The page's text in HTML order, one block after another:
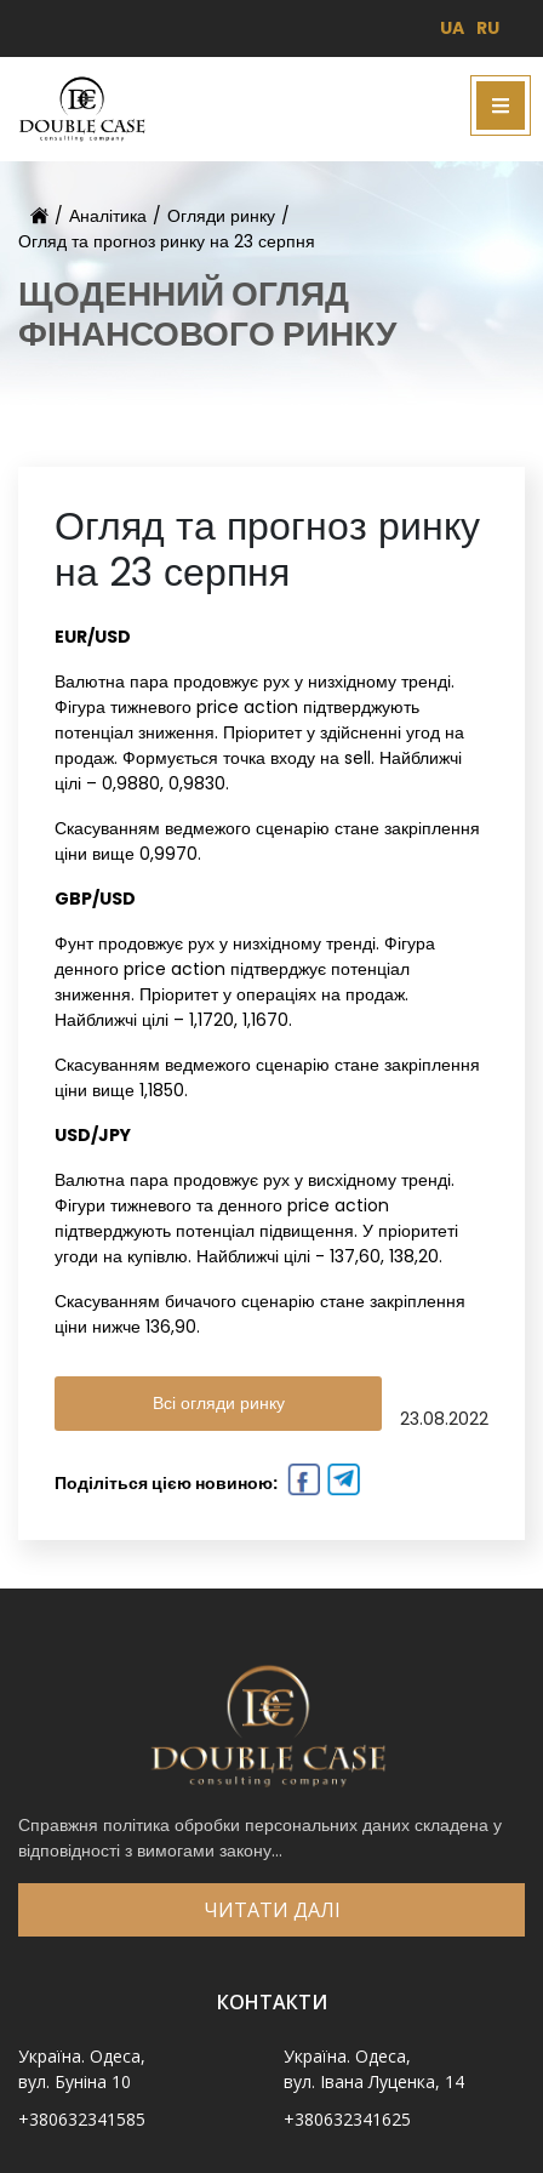
UA RU
/ Аналітика / Огляди ринку /
Огляд та прогноз ринку на 23 серпня
ЩОДЕННИЙ ОГЛЯД
ФІНАНСОВОГО РИНКУ
Огляд та прогноз ринку
на 23 серпня
EUR/USD‌
Валютна пара продовжує рух у низхідному тренді.
Фігура тижневого price action підтверджують
потенціал зниження. Пріоритет у здійсненні угод на
продаж. Формується точка входу на sell. Найближчі
цілі – 0,9880, 0,9830.
Скасуванням ведмежого сценарію стане закріплення
ціни вище 0,9970.
GBP/USD‌ ‌
Фунт продовжує рух у низхідному тренді. Фігура
денного price action підтверджує потенціал
зниження. Пріоритет у операціях на продаж.
Найближчі цілі – 1,1720, 1,1670.
Скасуванням ведмежого сценарію стане закріплення
ціни вище 1,1850.
USD/JPY‌ ‌
Валютна пара продовжує рух у висхідному тренді.
Фігури тижневого та денного price action
підтверджують потенціал підвищення. У пріоритеті
угоди на купівлю. Найближчі цілі - 137,60, 138,20.
Скасуванням бичачого сценарію стане закріплення
ціни нижче 136,90.
Всі огляди ринку
23.08.2022
Поділіться цією новиною:
Справжня політика обробки персональних даних складена у
відповідності з вимогами закону...
ЧИТАТИ ДАЛІ
КОНТАКТИ
Україна. Одеса,
вул. Буніна 10
+380632341585
Україна. Одеса,
вул. Івана Луценка, 14
+380632341625